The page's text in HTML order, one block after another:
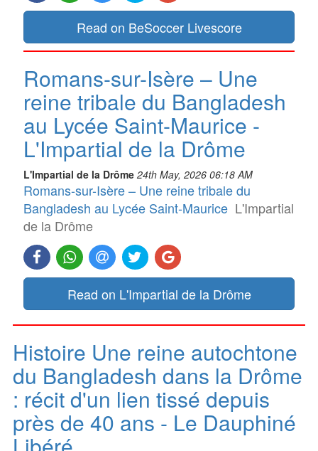
Read on BeSoccer Livescore
Romans-sur-Isère – Une
reine tribale du Bangladesh
au Lycée Saint-Maurice -
L'Impartial de la Drôme
L'Impartial de la Drôme 24th May, 2026 06:18 AM
Romans-sur-Isère – Une reine tribale du
Bangladesh au Lycée Saint-Maurice L'Impartial
de la Drôme
Read on L'Impartial de la Drôme
Histoire Une reine autochtone
du Bangladesh dans la Drôme
: récit d'un lien tissé depuis
près de 40 ans - Le Dauphiné